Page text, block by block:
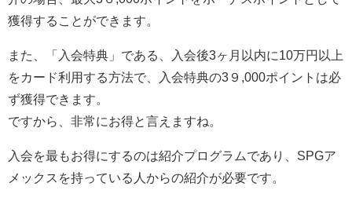
獲得することができます。
また、「入会特典」である、入会後3ヶ月以内に10万円以上
をカード利用する方法で、入会特典の3９,000ポイントは必
ず獲得できます。
ですから、非常にお得と言えますね。
入会を最もお得にするのは紹介プログラムであり、SPGア
メックスを持っている人からの紹介が必要です。